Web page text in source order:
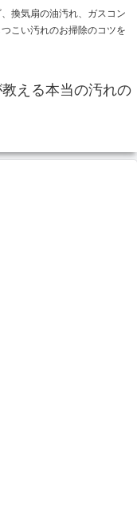
換気扇の油汚れ、ガスコン
こい汚れのお掃除のコツを
える本当の汚れの